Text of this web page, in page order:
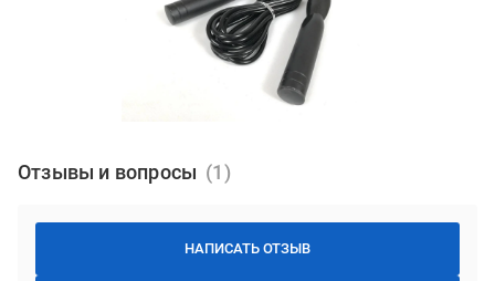
Отзывы и вопросы
НАПИСАТЬ ОТЗЫВ